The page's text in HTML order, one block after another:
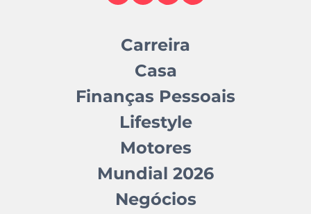
Carreira
Casa
Finanças Pessoais
Lifestyle
Motores
Mundial 2026
Negócios